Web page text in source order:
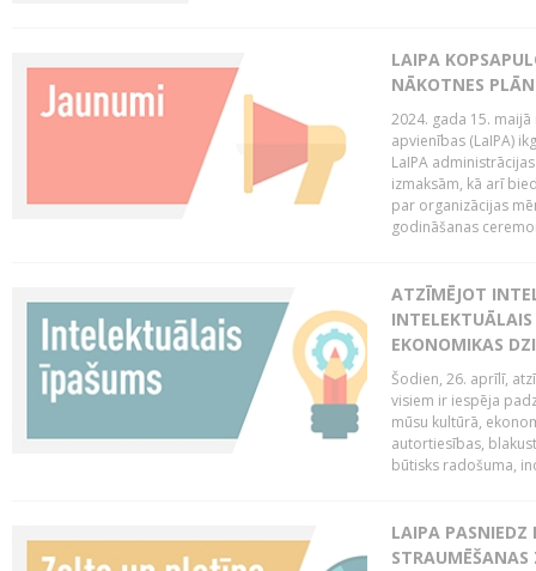
LAIPA
NĀKOTNES
2024. gada 15.
apvienības (LaIPA)
LaIPA
izmaksām, kā arī
par organizācijas
godināšanas
ATZĪMĒJOT
EKONOMIKAS
Šodien, 26. aprīlī,
visiem ir iespēja
mūsu kultūrā,
autortiesības,
būtisks radošuma,
LAIPA PASNIEDZ